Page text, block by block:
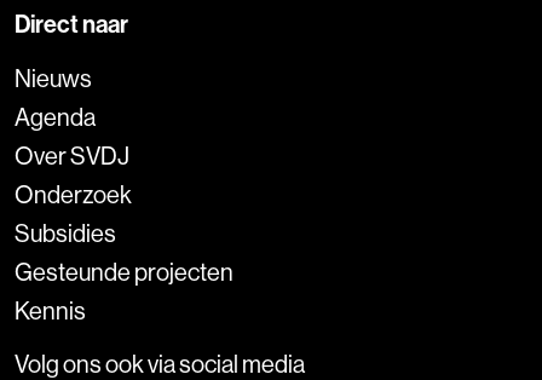
Direct naar
Nieuws
Agenda
Over SVDJ
Onderzoek
Subsidies
Gesteunde projecten
Kennis
Volg ons ook via social media